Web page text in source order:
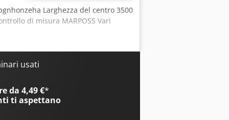
Larghezza del centro 3500
di misura MARPOSS Vari
usati
da 4,49 €*
ti aspettano